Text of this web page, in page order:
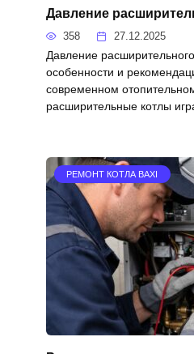
Давление
358 27.12.2025
Давление
особенности и
современном
расширительные котлы
РЕМОНТ КОТЛА BAXI